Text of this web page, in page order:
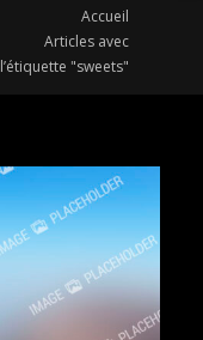
Accueil
Articles avec
l’étiquette "sweets"